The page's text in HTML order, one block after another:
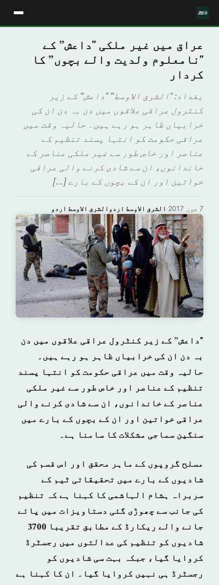
عراق میں غیر ملکی "داعش” کے
"نامعلوم ولدیت والے بچوں” کا
کردار
بغداد: "الشرق الاوسط” "داعش” کے زیر
کنٹرول عراقی علاقوں میں دن بہ دن ان کی
خرابیاں ظاہر ہو رہے ہیں۔ حالیہ وقت میں
عراقی حکومت کو انتہا پسند تنظیم کے
عناصر اور خاص طور سے غیر ملکی عناصر کے
خاندانوں، ان سے شادی کرنے والی عراقی
خواتین اور ان کے بچوں کے بارے […]
الشرق الاوسط اردوالشرق الاوسط اردو · 7 جون 2017
"داعش” کے زیر کنٹرول عراقی علاقوں میں دن
بہ دن ان کی خرابیاں ظاہر ہو رہے ہیں۔
حالیہ وقت میں عراقی حکومت کو انتہا پسند
تنظیم کے عناصر اور خاص طور سے غیر ملکی
عناصر کے خاندانوں، ان سے شادی کرنے والی
عراقی خواتین اور ان کے بچوں کے بارے میں
سنگین سماجی مشکلات کا سامنا ہے۔
مسلح گروپوں کے ماہر محقق اور اس قسم کی
شادیوں کے بارے میں تحقیقاتی ٹیم کے
سربراہ ہشام الہاشمی کا کہنا ہے کہ تنظیم
کی جانب سے چھوڑی گئی دستاویزات میں پائے
جانے والے ریکارڈ کے مطابق تقریبا 3700
شادیوں کو تنظیم کی عدالتوں میں رجسٹرڈ
کروایا گیا، جبکہ بہت سی شادیوں کو
رجسٹرڈ ہی نہیں کروایا گیا۔ ان کا کہنا ہے